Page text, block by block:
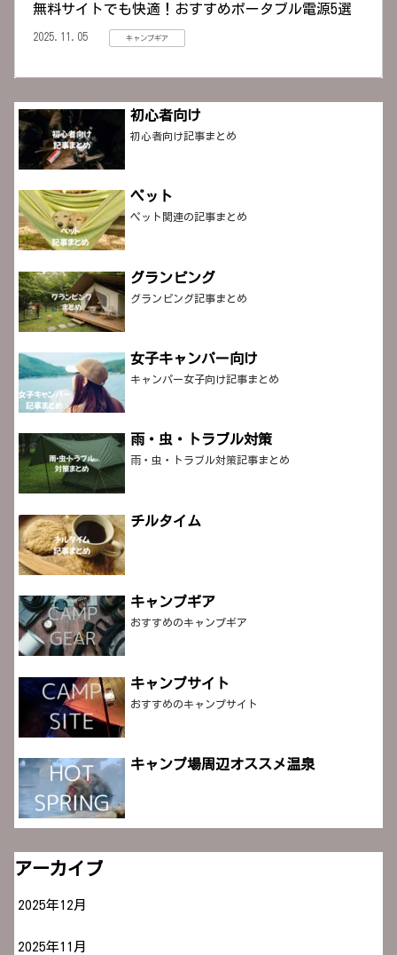
無料サイトでも快適！おすすめポータブル電源5選
2025.11.05 キャンプギア
初心者向け
初心者向け記事まとめ
ペット
ペット関連の記事まとめ
グランピング
グランピング記事まとめ
女子キャンパー向け
キャンパー女子向け記事まとめ
雨・虫・トラブル対策
雨・虫・トラブル対策記事まとめ
チルタイム
キャンプギア
おすすめのキャンプギア
キャンプサイト
おすすめのキャンプサイト
キャンプ場周辺オススメ温泉
アーカイブ
2025年12月
2025年11月